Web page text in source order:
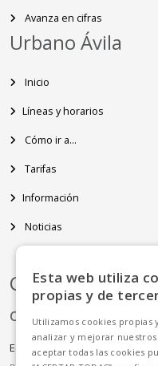
Avanza en cifras
Urbano Ávila
Inicio
Líneas y horarios
Cómo ir a...
Tarifas
Información
Noticias
Contacto
Oficina de Atención al
Edificio del Centro de
Esta web utiliza
propias y de
Utilizamos cookies propias
analizar y mejorar
aceptar todas las cookies